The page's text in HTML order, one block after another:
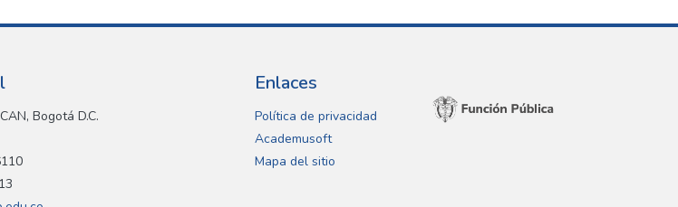
Bogotá D.C.
Enlaces
Política de privacidad
Academusoft
Mapa del sitio